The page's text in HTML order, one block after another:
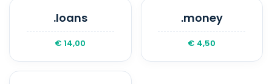
.loans
€ 14,00
.money
€ 4,50